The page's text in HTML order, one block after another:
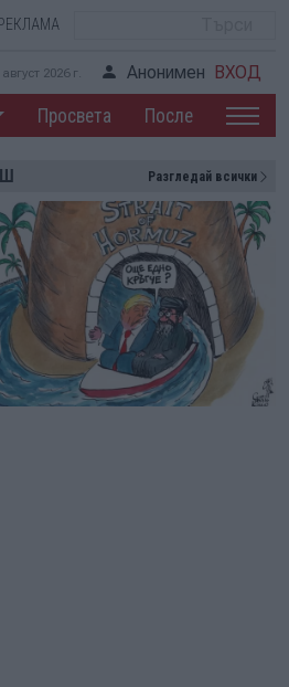
РЕКЛАМА
2026 г. Анонимен ВХОД
Просвета После
Разгледай всички